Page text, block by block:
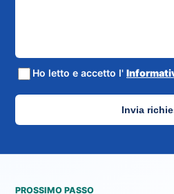
Ho letto e accetto l'
Invia
PROSSIMO PASSO